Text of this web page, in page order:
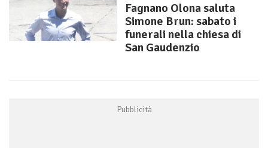
Fagnano Olona saluta
Simone Brun: sabato i
funerali nella chiesa di
San Gaudenzio